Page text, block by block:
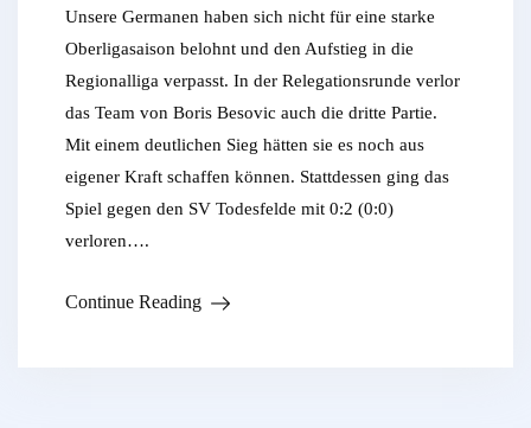
Unsere Germanen haben sich nicht für eine starke
Oberligasaison belohnt und den Aufstieg in die
Regionalliga verpasst. In der Relegationsrunde verlor
das Team von Boris Besovic auch die dritte Partie.
Mit einem deutlichen Sieg hätten sie es noch aus
eigener Kraft schaffen können. Stattdessen ging das
Spiel gegen den SV Todesfelde mit 0:2 (0:0)
verloren….
Continue Reading